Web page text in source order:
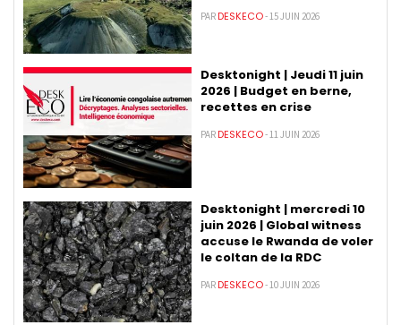
PAR DESKECO- 15 JUIN 2026
Desktonight | Jeudi 11 juin
2026 | Budget en berne,
recettes en crise
PAR DESKECO- 11 JUIN 2026
Desktonight | mercredi 10
juin 2026 | Global witness
accuse le Rwanda de voler
le coltan de la RDC
PAR DESKECO- 10 JUIN 2026